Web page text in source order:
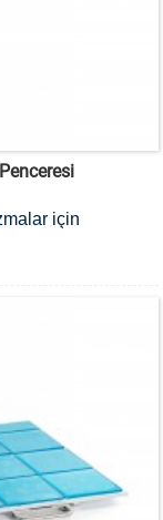
için
pencereleriyle